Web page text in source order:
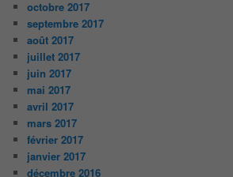
octobre 2017
septembre 2017
août 2017
juillet 2017
juin 2017
mai 2017
avril 2017
mars 2017
février 2017
janvier 2017
décembre 2016